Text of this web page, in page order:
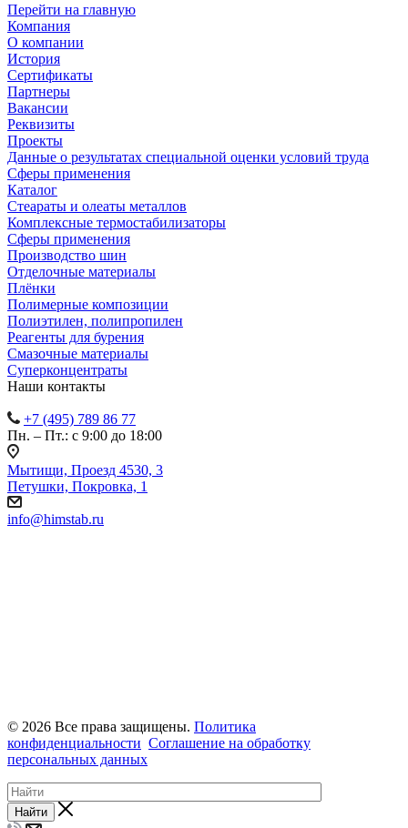
Перейти на главную
Компания
О компании
История
Сертификаты
Партнеры
Вакансии
Реквизиты
Проекты
Данные о результатах специальной оценки условий труда
Сферы применения
Каталог
Стеараты и олеаты металлов
Комплексные термостабилизаторы
Сферы применения
Производство шин
Отделочные материалы
Плёнки
Полимерные композиции
Полиэтилен, полипропилен
Реагенты для бурения
Смазочные материалы
Суперконцентраты
Наши контакты
+7 (495) 789 86 77
Пн. – Пт.: с 9:00 до 18:00
Мытищи, Проезд 4530, 3
Петушки, Покровка, 1
info@himstab.ru
© 2026 Все права защищены. Политика
конфиденциальности Соглашение на обработку
персональных данных
Найти